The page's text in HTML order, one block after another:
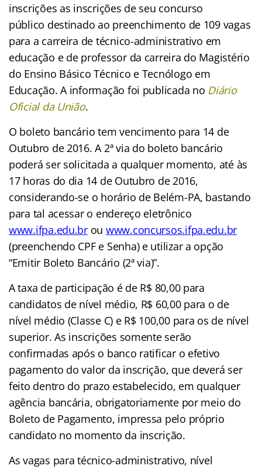
inscrições as inscrições de seu concurso
público destinado ao preenchimento de 109 vagas
para a carreira de técnico-administrativo em
educação e de professor da carreira do Magistério
do Ensino Básico Técnico e Tecnólogo em
Educação. A informação foi publicada no Diário
Oficial da União.
O boleto bancário tem vencimento para 14 de
Outubro de 2016. A 2ª via do boleto bancário
poderá ser solicitada a qualquer momento, até às
17 horas do dia 14 de Outubro de 2016,
considerando-se o horário de Belém-PA, bastando
para tal acessar o endereço eletrônico
www.ifpa.edu.brou www.concursos.ifpa.edu.br
(preenchendo CPF e Senha) e utilizar a opção
“Emitir Boleto Bancário (2ª via)”.
A taxa de participação é de R$ 80,00 para
candidatos de nível médio, R$ 60,00 para o de
nível médio (Classe C) e R$ 100,00 para os de nível
superior. As inscrições somente serão
confirmadas após o banco ratificar o efetivo
pagamento do valor da inscrição, que deverá ser
feito dentro do prazo estabelecido, em qualquer
agência bancária, obrigatoriamente por meio do
Boleto de Pagamento, impressa pelo próprio
candidato no momento da inscrição.
As vagas para técnico-administrativo, nível